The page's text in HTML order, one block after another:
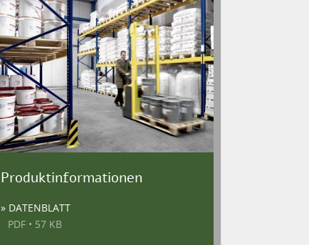
Produktinformationen
» DATENBLATT
PDF • 57 KB